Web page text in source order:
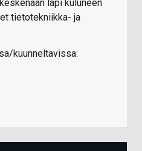
läpi kuluneen
tietotekniikka- ja
kuunneltavissa: